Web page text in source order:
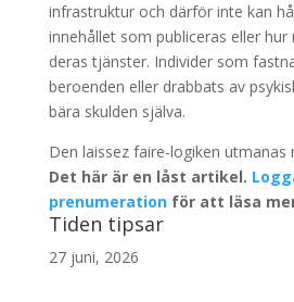
infrastruktur och därför inte kan
innehållet som publiceras eller
deras tjänster. Individer som
beroenden eller drabbats av
bära skulden själva.
Den laissez faire-logiken utmanas
Det här är en låst artikel.
prenumerationför att läsa
Tiden tipsar
27 juni, 2026